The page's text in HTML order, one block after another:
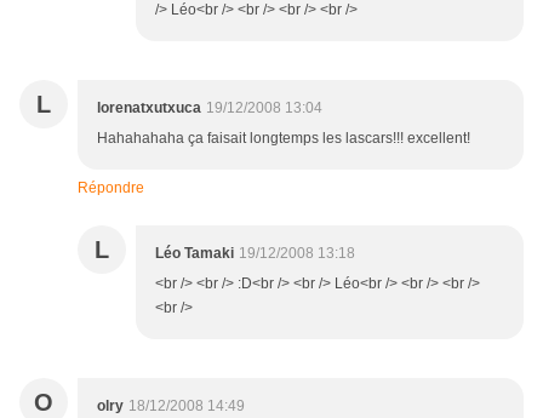
/> Léo<br /> <br /> <br /> <br />
L lorenatxutxuca 19/12/2008 13:04
Hahahahaha ça faisait longtemps les lascars!!! excellent!
Répondre
L Léo Tamaki 19/12/2008 13:18
<br /> <br /> :D<br /> <br /> Léo<br /> <br /> <br />
<br />
O olry 18/12/2008 14:49